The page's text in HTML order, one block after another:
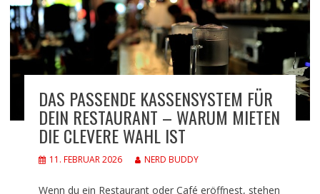
DAS PASSENDE KASSENSYSTEM FÜR
DEIN RESTAURANT – WARUM MIETEN
DIE CLEVERE WAHL IST
11. FEBRUAR 2026 NERD BUDDY
Wenn du ein Restaurant oder Café eröffnest, stehen